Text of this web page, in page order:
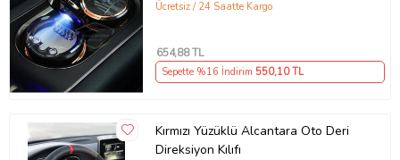
Kapaklı Spor Araç İçi Küllük Gold
Ücretsiz / 24 Saatte Kargo
654,88 TL
Sepette %16 İndirim 550,10 TL
Kırmızı Yüzüklü Alcantara Oto Deri
Direksiyon Kılıfı